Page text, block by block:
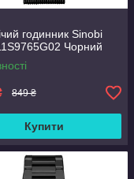
годинник Sinobi
Чорний
849 ₴
Купити